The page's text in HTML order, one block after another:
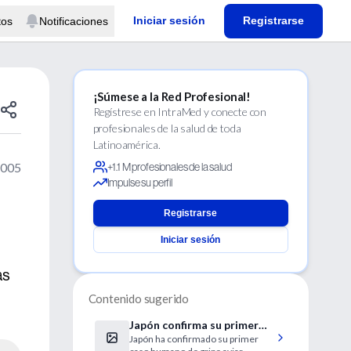
Notificaciones Iniciar sesión Registrarse
¡Súmese a la Red Profesional!
Regístrese en IntraMed y conecte con
profesionales de la salud de toda
Latinoamérica.
+1.1 M profesionales de la salud
Impulse su perfil
Registrarse
Iniciar sesión
Contenido sugerido
Japón confirma su primer
caso humano de gripe aviar
Japón ha confirmado su primer